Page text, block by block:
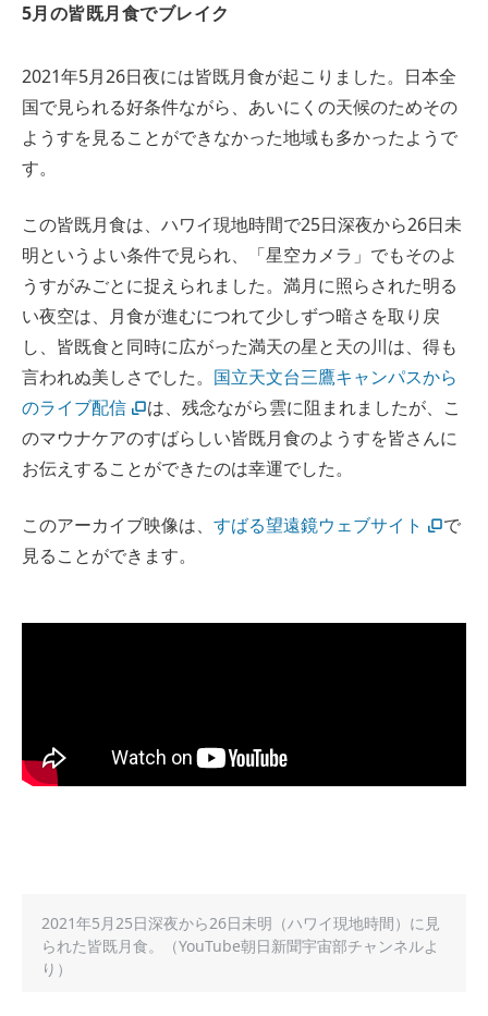
5月の皆既月食でブレイク
2021年5月26日夜には皆既月食が起こりました。日本全
国で見られる好条件ながら、あいにくの天候のためその
ようすを見ることができなかった地域も多かったようで
す。
この皆既月食は、ハワイ現地時間で25日深夜から26日未
明というよい条件で見られ、「星空カメラ」でもそのよ
うすがみごとに捉えられました。満月に照らされた明る
い夜空は、月食が進むにつれて少しずつ暗さを取り戻
し、皆既食と同時に広がった満天の星と天の川は、得も
言われぬ美しさでした。 国立天文台三鷹キャンパスから
のライブ配信
は、残念ながら雲に阻まれましたが、こ
のマウナケアのすばらしい皆既月食のようすを皆さんに
お伝えすることができたのは幸運でした。
このアーカイブ映像は、 すばる望遠鏡ウェブサイト
で
見ることができます。
2021年5月25日深夜から26日未明（ハワイ現地時間）に見
られた皆既月食。（YouTube朝日新聞宇宙部チャンネルよ
り）